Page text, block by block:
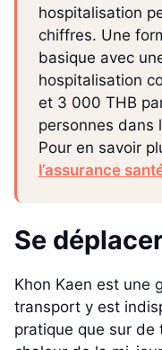
hospitalisation
chiffres. Une
basique avec
hospitalisation
et 3 000 THB
personnes dans
Pour en savoir
l’assurance
Se
Khon Kaen est une
transport y est
pratique que sur